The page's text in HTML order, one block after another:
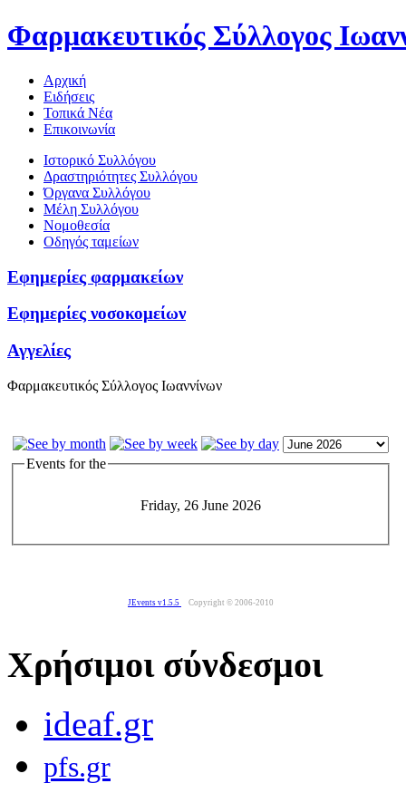
Φαρμακευτικός Σύλλογος
Αρχική
Ειδήσεις
Τοπικά Νέα
Επικοινωνία
Ιστορικό Συλλόγου
Δραστηριότητες Συλλόγου
Όργανα Συλλόγου
Μέλη Συλλόγου
Νομοθεσία
Οδηγός ταμείων
Εφημερίες φαρμακείων
Εφημερίες νοσοκομείων
Αγγελίες
Φαρμακευτικός Σύλλογος Ιωαννίνων
Events for the
Friday, 26 June 2026
JEvents v1.5.5 Copyright © 2006-2010
Χρήσιμοι σύνδεσμοι
ideaf.gr
pfs.gr